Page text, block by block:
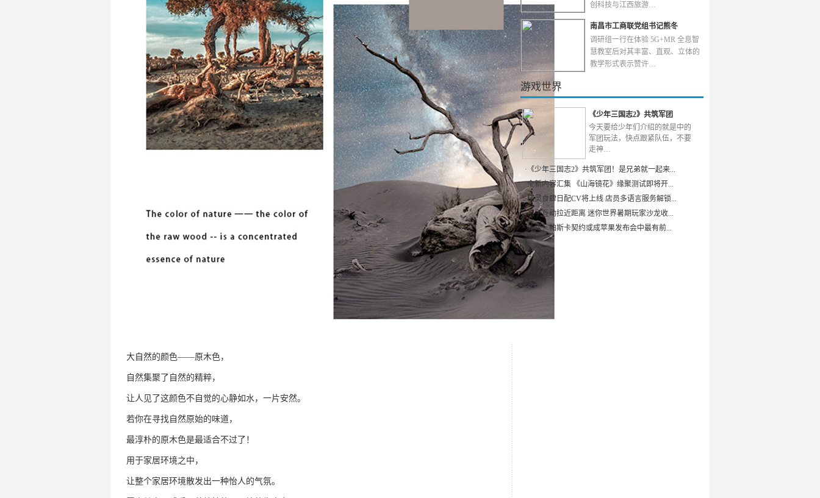
大自然的颜色——原木色，
自然集聚了自然的精粹，
让人见了这颜色不自觉的心静如水，一片安然。
若你在寻找自然原始的味道，
最淳朴的原木色是最适合不过了！
用于家居环境之中，
让整个家居环境散发出一种怡人的气氛。
创科技与江西旅游…
南昌市工商联党组书记熊冬
调研组一行在体验 5G+MR 全息智
慧教室后对其丰富、直观、立体的
教学形式表示赞许…
游戏世界
《少年三国志2》共筑军团
今天要给少年们介绍的就是中的
军团玩法，快点跟紧队伍，不要
走神…
· 《少年三国志2》共筑军团！是兄弟就一起来...
·全新内容汇集 《山海镜花》缘聚测试即将开...
·精灵食肆日配CV将上线 店员多语言服务解锁...
·亲子互动拉近距离 迷你世界暑期玩家沙龙收...
·外媒：帕斯卡契约或成苹果发布会中最有前...